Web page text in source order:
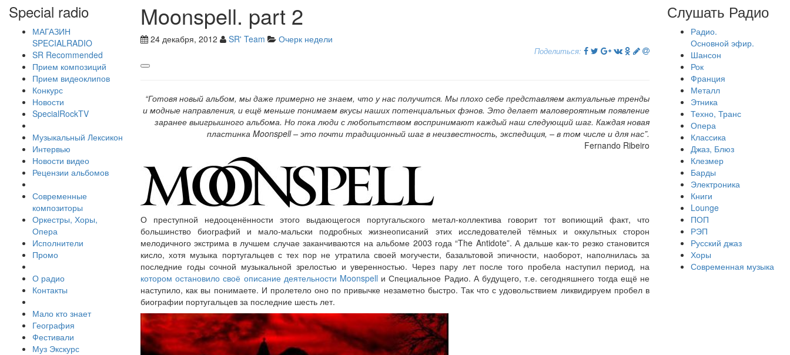
Special radio
МАГАЗИН
SPECIALRADIO
SR Recommended
Прием композиций
Прием видеоклипов
Конкурс
Новости
SpecialRockTV
Музыкальный Лексикон
Интервью
Новости видео
Рецензии альбомов
Современные
композиторы
Оркестры, Хоры,
Опера
Исполнители
Промо
О радио
Контакты
Мало кто знает
География
Фестивали
Муз Экскурс
Moonspell. part 2
24 декабря, 2012 SR' Team Очерк недели
Поделиться:
“Готовя новый альбом, мы даже примерно не знаем, что у нас получится. Мы плохо себе представляем актуальные тренды
и модные направления, и ещё меньше понимаем вкусы наших потенциальных фэнов. Это делает маловероятным появление
заранее выигрышного альбома. Но пока люди с любопытством воспринимают каждый наш следующий шаг. Каждая новая
пластинка Moonspell – это почти традиционный шаг в неизвестность, экспедиция, – в том числе и для нас”.
Fernando Ribeiro
О преступной недооценённости этого выдающегося португальского метал-коллектива говорит тот вопиющий факт, что
большинство биографий и мало-мальски подробных жизнеописаний этих исследователей тёмных и оккультных сторон
мелодичного экстрима в лучшем случае заканчиваются на альбоме 2003 года “The Antidote”. А дальше как-то резко становится
кисло, хотя музыка португальцев с тех пор не утратила своей могучести, базальтовой эпичности, наоборот, наполнилась за
последние годы сочной музыкальной зрелостью и уверенностью. Через пару лет после того пробела наступил период, на
котором остановило своё описание деятельности Moonspell и Специальное Радио. А будущего, т.е. сегодняшнего тогда ещё не
наступило, как вы понимаете. И пролетело оно по привычке незаметно быстро. Так что с удовольствием ликвидируем пробел в
биографии португальцев за последние шесть лет.
Слушать Радио
Радио.
Основной эфир.
Шансон
Рок
Франция
Металл
Этника
Техно, Транс
Опера
Классика
Джаз, Блюз
Клезмер
Барды
Электроника
Книги
Lounge
ПОП
РЭП
Русский джаз
Хоры
Современная музыка